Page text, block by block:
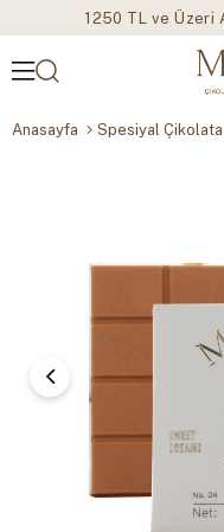
1250 TL ve Üzeri
Anasayfa Spesiyal Çikolata